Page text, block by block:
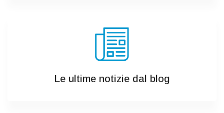
Le ultime notizie dal blog